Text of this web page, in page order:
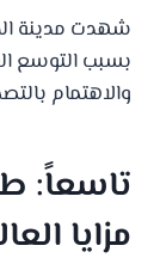
شهدت مدينة
بسبب التوسع
والاهتمام
تاسعاً:
مزايا